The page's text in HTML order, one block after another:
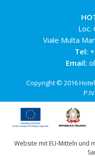
Loc.
Viale Multa
Tel:
Email:
Copyright © 2016
Website mit EU-Mitteln und